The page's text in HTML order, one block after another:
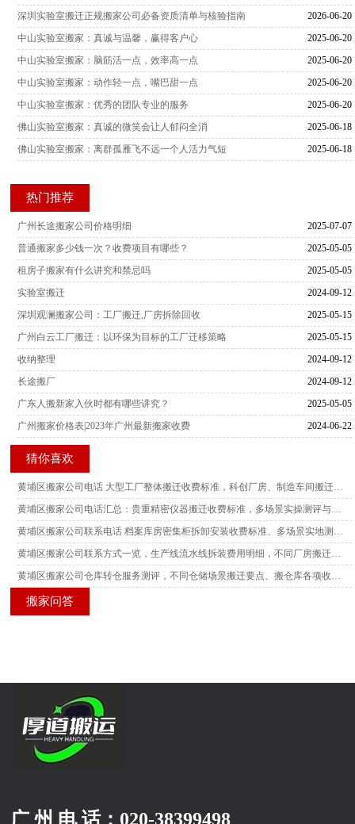
2026-06-20
深圳实验室搬迁正规搬家公司必备资质清单与核验指南
2025-06-20
中山实验室搬家：真诚与温馨，赢得客户心
2025-06-20
中山实验室搬家：脑筋活一点，效率高一点
2025-06-20
中山实验室搬家：动作轻一点，嘴巴甜一点
2025-06-20
中山实验室搬家：优秀的团队专业的服务
2025-06-18
佛山实验室搬家：真诚的微笑会让人郁闷全消
2025-06-18
佛山实验室搬家：离群孤雁飞不远一个人活力气短
热门推荐
2025-07-07
广州长途搬家公司价格明细
2025-05-05
普通搬家多少钱一次？收费项目有哪些？
2025-05-05
租房子搬家有什么讲究和禁忌吗
2024-09-12
实验室搬迁
2025-05-15
深圳观澜搬家公司：工厂搬迁,厂房拆除回收
2025-05-15
广州白云工厂搬迁：以环保为目标的工厂迁移策略
2024-09-12
收纳整理
2024-09-12
长途搬厂
2025-05-05
广东人搬新家入伙时都有哪些讲究？
2024-06-22
广州搬家价格表|2023年广州最新搬家收费
猜你喜欢
搬家问答
广 州 电 话： 020-38399498